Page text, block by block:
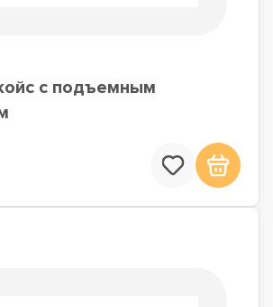
с подъемным